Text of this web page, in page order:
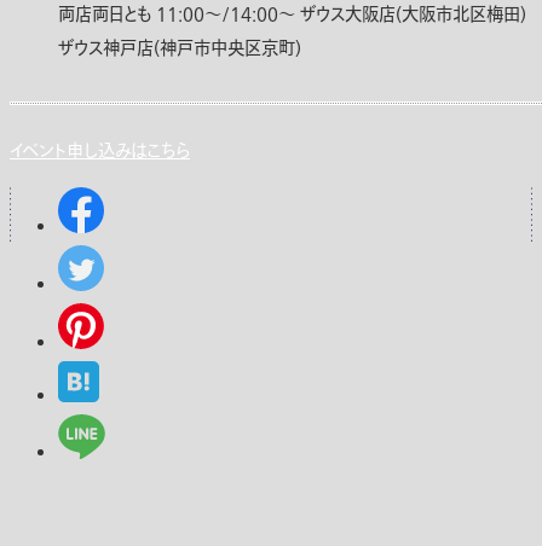
両店両日とも 11:00〜/14:00〜 ザウス大阪店(大阪市北区梅田)
ザウス神戸店(神戸市中央区京町)
イベント申し込みはこちら